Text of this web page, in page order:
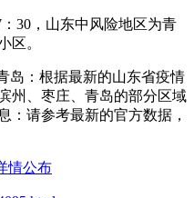
：30，山东中风险地区为青
区。
岛：根据最新的山东省疫情
州、枣庄、青岛的部分区域
：请参考最新的官方数据，
情公布